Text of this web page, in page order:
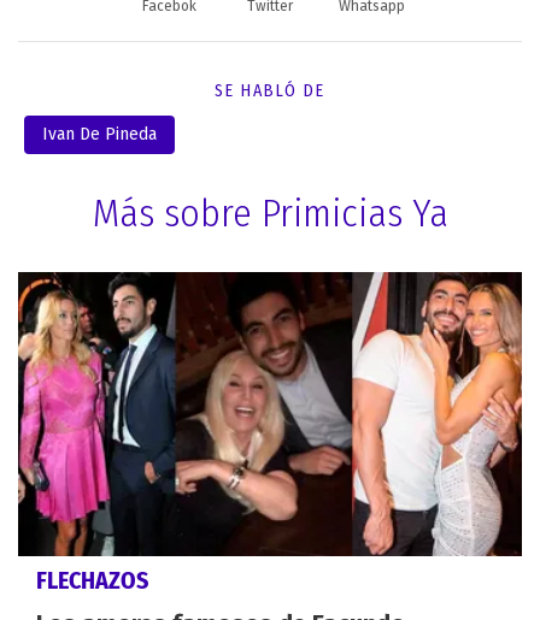
Facebok Twitter Whatsapp
SE HABLÓ DE
Ivan De Pineda
Más sobre Primicias Ya
FLECHAZOS